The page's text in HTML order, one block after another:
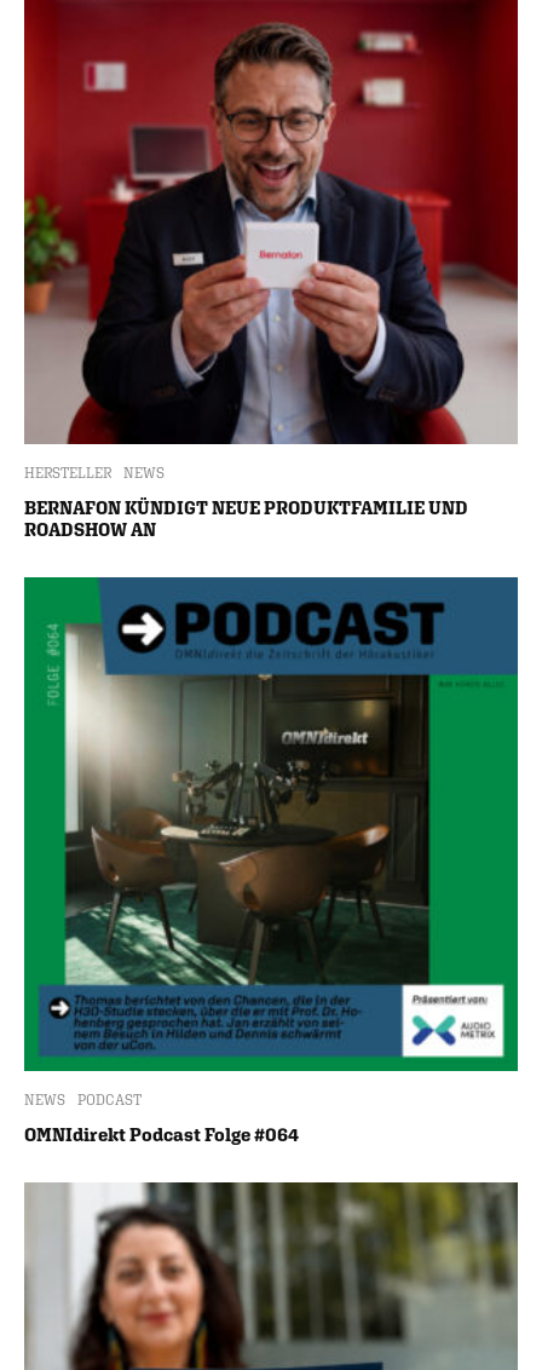
HERSTELLER NEWS
BERNAFON KÜNDIGT NEUE PRODUKTFAMILIE UND
ROADSHOW AN
NEWS PODCAST
OMNIdirekt Podcast Folge #064